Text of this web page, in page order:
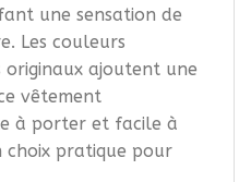
une sensation de
Les couleurs
ajoutent une
vêtement
à porter et facile à
choix pratique pour